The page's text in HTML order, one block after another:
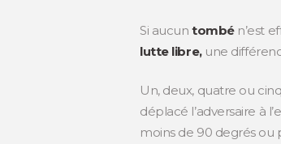
Si aucun tombén’est
lutte libre,une
Un, deux, quatre ou
déplacé l’adversaire à
moins de 90 degrés ou